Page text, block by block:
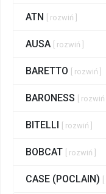
ATN [ rozwiń ]
AUSA [ rozwiń ]
BARETTO [ rozwiń ]
BARONESS [ rozwiń ]
BITELLI [ rozwiń ]
BOBCAT [ rozwiń ]
CASE (POCLAIN)